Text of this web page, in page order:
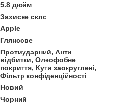
5.8 дюйм
Захисне скло
Apple
Глянсове
Протиударний, Анти-
відбитки, Олеофобне
покриття, Кути заокруглені,
Фільтр конфіденційності
Новий
Чорний